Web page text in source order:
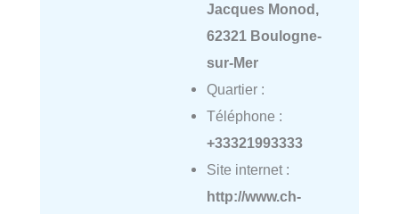
Jacques Monod,
62321 Boulogne-
sur-Mer
Quartier :
Téléphone :
+33321993333
Site internet :
http://www.ch-